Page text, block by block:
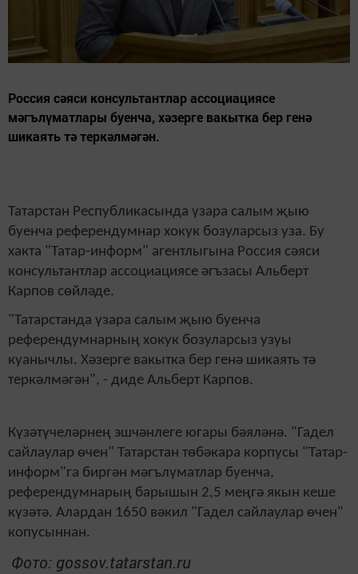
Россия сәяси консультантлар ассоциациясе
мәгълүматлары буенча, хәзерге вакытка бер генә
шикаять тә теркәлмәгән.
Татарстан Республикасында үзара салым җыю
буенча референдумнар хокук бозуларсыз уза. Бу
хакта "Татар-информ" агентлыгына Россия сәяси
консультантлар ассоциациясе әгъзасы Альберт
Карпов сөйләде.
"Татарстанда үзара салым җыю буенча
референдумнарның хокук бозуларсыз узуы
куанычлы. Хәзерге вакытка бер генә шикаять тә
теркәлмәгән", - диде Альберт Карпов.
Күзәтүчеләрнең эшчәнлеге югары бәяләнә. "Гадел
сайлаулар өчен" Татарстан төбәкара корпусы "Татар-
информ"га биргән мәгълүматлар буенча,
референдумнарың барышын 2,5 меңгә якын кеше
күзәтә. Алардан 1650 вәкил "Гадел сайлаулар өчен"
копусыннан.
Фото: gossov.tatarstan.ru